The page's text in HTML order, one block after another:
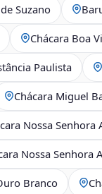
Suzano
Chácara Boa
Paulista
Chácara Miguel
Nossa Senhora
Nossa Senhora
Branco